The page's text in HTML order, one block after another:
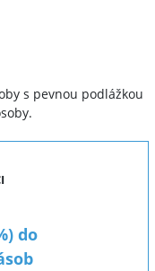
s pevnou podlážkou
do